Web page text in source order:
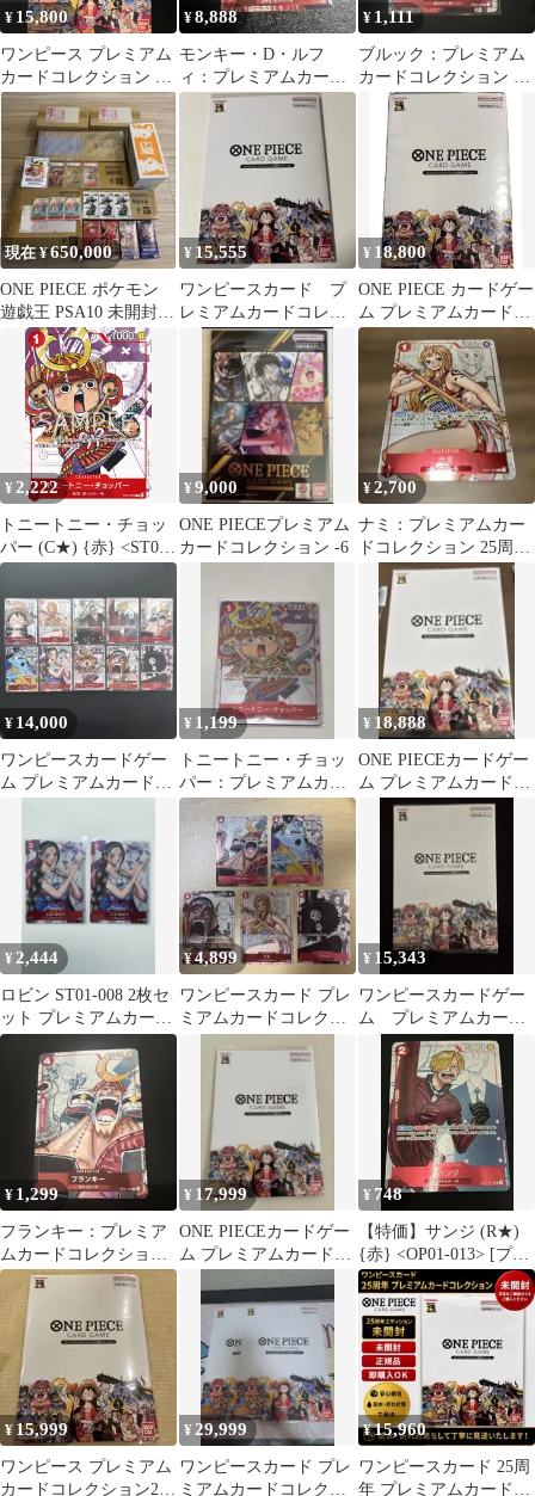
¥ 15,800
ワンピース プレミアム
カードコレクション 25
周年エディション 未開
封 A001
¥8,888
モンキー・D・ルフ
ィ：プレミアムカード
コレクション 25周年エ
¥ 1,111
ブルック：プレミアム
カードコレクション 25
周年エディション UC
パラレル …
現在 ¥650,000
ONE PIECE ポケモン
遊戯王 PSA10 未開封
大量まとめ売り 引退品
¥ 15,555
ワンピースカード プ
レミアムカードコレク
ション25周年エディシ
ョン
¥ 18,800
ONE PIECE カードゲー
ム プレミアムカードコ
レクション 25周年
¥ 2,222
トニートニー・チョッ
パー (C★) {赤} <ST01-
006> [プレミアムカー
ドコレクション 25周年
エディション ]
¥9,000
ONE PIECEプレミアム
カードコレクション -6
¥2,700
ナミ：プレミアムカー
ドコレクション 25周年
エディション R プロモ
¥ 14,000
ワンピースカードゲー
ム プレミアムカードコ
¥ 1,199
トニートニー・チョッ
パー：プレミアムカー
ドコレクション 25周年
エディション …
¥ 18,888
ONE PIECEカードゲー
ム プレミアムカードコ
レクション 25周年
¥2,444
ロビン ST01-008 2枚セ
ット プレミアムカード
コレクション
¥4,899
ワンピースカード プレ
ミアムカードコレクシ
ン5枚セット
¥ 15,343
ワンピースカードゲー
ム プレミアムカード
コレクション25周年エ
ディション
¥ 1,299
フランキー：プレミア
ムカードコレクション
25周年エディション C
パラレル …
¥ 17,999
ONE PIECEカードゲー
ム プレミアムカードコ
¥ 748
【特価】サンジ (R★)
{赤} <OP01-013> [プレ
ミアムカードコレクシ
ョン 25周年エディショ
ン ] プロモ
¥15,999
ワンピース プレミアム
カードコレクション25
¥ 29,999
ワンピースカード プレ
ミアムカードコレクシ
¥15,960
ワンピースカード 25周
年 プレミアムカードコ